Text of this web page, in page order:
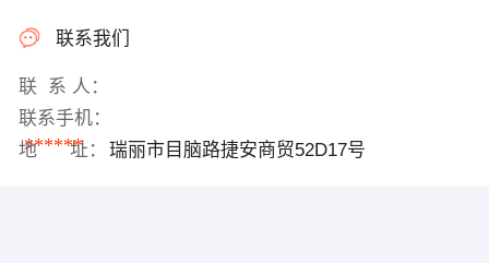
联系我们
联 系 人：
联系手机：
******
地 址： 瑞丽市目脑路捷安商贸52D17号